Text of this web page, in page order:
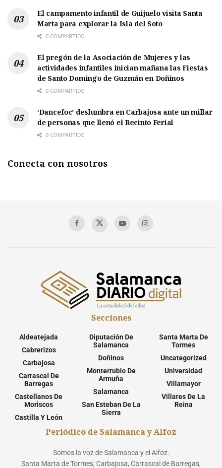
El campamento infantil de Guijuelo visita Santa
Marta para explorar la Isla del Soto
0 COMPARTIDO
El pregón de la Asociación de Mujeres y las
actividades infantiles inician mañana las Fiestas
de Santo Domingo de Guzmán en Doñinos
0 COMPARTIDO
‘Dancefoc’ deslumbra en Carbajosa ante un millar
de personas que llenó el Recinto Ferial
0 COMPARTIDO
Conecta con nosotros
Secciones
Aldeatejada
Cabrerizos
Carbajosa
Carrascal De
Barregas
Castellanos De
Moriscos
Castilla Y León
Diputación De
Salamanca
Doñinos
Monterrubio De
Armuña
Salamanca
San Esteban De La
Sierra
Santa Marta De
Tormes
Uncategorized
Universidad
Villamayor
Villares De La
Reina
Periódico de Salamanca y Alfoz
Somos la voz de Salamanca y el Alfoz.
Santa Marta de Tormes, Carbajosa, Carrascal de Barregas,